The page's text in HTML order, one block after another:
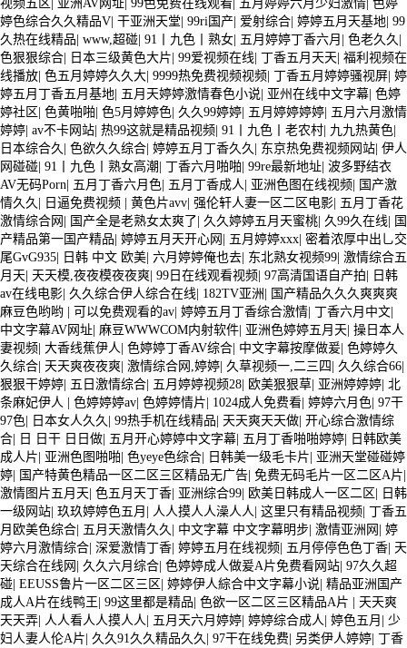
视频五区 亚洲AV网址 99色免费在线观看 五月婷婷六月少妇激情 色婷
婷色综合久久精品V| 干亚洲天堂| 99ri国产| 爱射综合| 婷婷五月天基地| 99
久热在线精品| www,超碰| 91丨九色丨熟女| 五月婷婷丁香六月 | 色老久久 |
色狠狠综合| 日本三级黄色大片| 99爱视频在线| 丁香五月天天| 福利视频在
线播放| 色五月婷婷久久大| 9999热免费视频视频| 丁香五月婷婷骚视屏| 婷
婷五月丁香五月基地| 五月天婷婷激情春色小说| 亚州在线中文字幕| 色婷
婷社区| 色黄啪啪| 色5月婷婷色| 久久99婷婷| 五月婷婷婷婷| 五月六月激情
婷婷| av不卡网站| 热99这就是精品视频| 91丨九色丨老农村| 九九热黄色|
日本综合久 | 色欲久久综合| 婷婷五月丁香久久 | 东京热免费视频网站| 伊人
网碰碰| 91丨九色丨熟女高潮 | 丁香六月啪啪| 99re最新地址| 波多野结衣
AV无码Porn| 五月丁香六月色| 五月丁香成人 | 亚洲色图在线视频| 国产激
情久久 | 日逼免费视频 | 黄色片avv| 强伦轩人妻一区二区电影| 五月丁香花
激情综合网 | 国产全是老熟女太爽了| 久久婷婷五月天蜜桃| 久99久在线| 国
产精品第一国产精品| 婷婷五月天开心网 | 五月婷婷xxx| 密着浓厚中出乚交
尾GvG935| 日韩 中文 欧美| 六月婷婷俺也去| 东北熟女视频99| 激情综合五
月天| 天天模,夜夜模夜夜爽| 99日在线观看视频| 97高清国语自产拍| 日韩
av在线电影| 久久综合伊人综合在线| 182TV亚洲| 国产精品久久久爽爽爽
麻豆色哟哟 | 可以免费观看的av| 婷婷五月丁香综合激情| 丁香六月中文|
中文字幕AV网址| 麻豆WWWCOM内射软件| 亚洲色婷婷五月天| 操日本人
妻视频| 大香线蕉伊人 | 色婷婷丁香AV综合| 中文字幕按摩做爰| 色婷婷久
久综合| 天天爽夜夜爽| 激情综合网,婷婷| 久草视频一,二三四 | 久久综合66|
狠狠干婷婷| 五日激情综合| 五月婷婷视频28| 欧美狠狠草| 亚洲婷婷婷| 北
条麻妃伊人 | 色婷婷婷av| 色婷婷情片| 1024成人免费看| 婷婷六月色| 97干
97色| 日本女人久久 | 99热手机在线精品| 天天爽天天做| 开心综合激情综
合| 日 日干 日日做| 五月开心婷婷中文字幕| 五月丁香啪啪婷婷| 日韩欧美
成人片| 亚洲色图啪啪| 色yeye色综合| 日韩美一级毛卡片| 亚洲天堂碰碰婷
婷| 国产特黄色精品一区二区三区精品无广告| 免费无码毛片一区二区A片|
激情图片五月天| 色五月天丁香| 亚洲综合99| 欧美日韩成人一区二区| 日韩
一级网站| 玖玖婷婷色五月 | 人人摸人人澡人人 | 这里只有精品视频| 丁香五
月欧美色综合| 五月天激情久久 | 中文字幕 中文字幕明步| 激情亚洲网 | 婷
婷六月激情综合| 深爱激情丁香| 婷婷五月在线视频| 五月停停色色丁香| 天
天综合在线网 | 久久六月综合| 色婷婷成人做爰A片免费看网站| 97久久超
碰| EEUSS鲁片一区二区三区| 婷婷伊人綜合中文字幕小说| 精品亚洲国产
成人A片在线鸭王| 99这里都是精品| 色欲一区二区三区精品A片 | 天天爽
天天弄| 人人看人人摸人人 | 五月天六月婷婷| 婷婷综合成人 | 婷色五月 | 少
妇人妻人伦A片| 久久91久久精品久久 | 97干在线免费| 另类伊人婷婷| 丁香